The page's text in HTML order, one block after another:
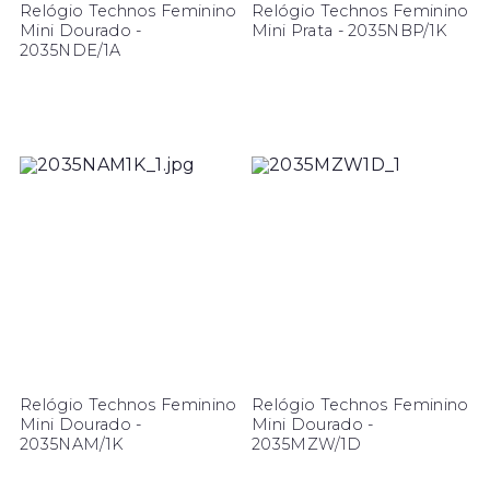
Relógio Technos Feminino
Mini Dourado -
2035NDE/1A
Relógio Technos Feminino
Mini Prata - 2035NBP/1K
Relógio Technos Feminino
Mini Dourado -
2035NAM/1K
Relógio Technos Feminino
Mini Dourado -
2035MZW/1D